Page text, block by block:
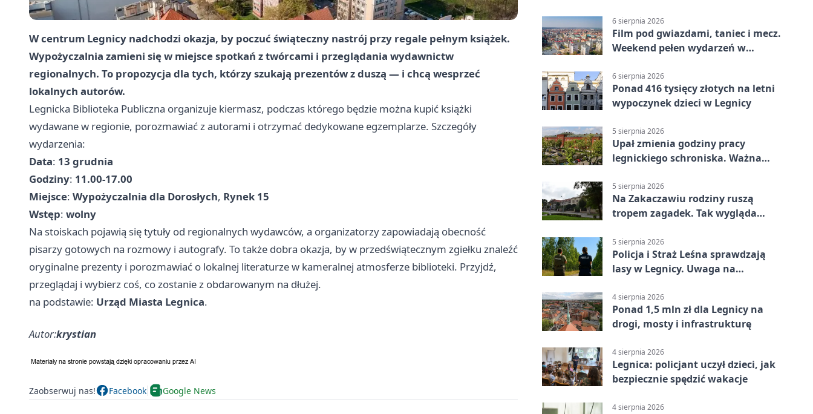
W centrum Legnicy nadchodzi okazja, by poczuć świąteczny nastrój przy regale pełnym książek.
Wypożyczalnia zamieni się w miejsce spotkań z twórcami i przeglądania wydawnictw
regionalnych. To propozycja dla tych, którzy szukają prezentów z duszą — i chcą wesprzeć
lokalnych autorów.
Legnicka Biblioteka Publiczna organizuje kiermasz, podczas którego będzie można kupić książki
wydawane w regionie, porozmawiać z autorami i otrzymać dedykowane egzemplarze. Szczegóły
wydarzenia:
Data: 13 grudnia
Godziny: 11.00-17.00
Miejsce: Wypożyczalnia dla Dorosłych, Rynek 15
Wstęp: wolny
Na stoiskach pojawią się tytuły od regionalnych wydawców, a organizatorzy zapowiadają obecność
pisarzy gotowych na rozmowy i autografy. To także dobra okazja, by w przedświątecznym zgiełku znaleźć
oryginalne prezenty i porozmawiać o lokalnej literaturze w kameralnej atmosferze biblioteki. Przyjdź,
przeglądaj i wybierz coś, co zostanie z obdarowanym na dłużej.
na podstawie: Urząd Miasta Legnica.
Autor:krystian
Zaobserwuj nas! Facebook Google News
6 sierpnia 2026
Film pod gwiazdami, taniec i mecz.
Weekend pełen wydarzeń w
6 sierpnia 2026
Ponad 416 tysięcy złotych na letni
wypoczynek dzieci w Legnicy
5 sierpnia 2026
Upał zmienia godziny pracy
legnickiego schroniska. Ważna
5 sierpnia 2026
Na Zakaczawiu rodziny ruszą
tropem zagadek. Tak wygląda
5 sierpnia 2026
Policja i Straż Leśna sprawdzają
lasy w Legnicy. Uwaga na
4 sierpnia 2026
Ponad 1,5 mln zł dla Legnicy na
drogi, mosty i infrastrukturę
4 sierpnia 2026
Legnica: policjant uczył dzieci, jak
bezpiecznie spędzić wakacje
4 sierpnia 2026